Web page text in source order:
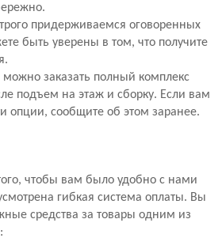
придерживаемся оговоренных
быть уверены в том, что получите
можно заказать полный комплекс
подъем на этаж и сборку. Если вам
опции, сообщите об этом заранее.
чтобы вам было удобно с нами
гибкая система оплаты. Вы
средства за товары одним из